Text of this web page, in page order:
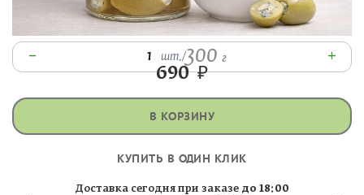
– 1 шт. /300 г +
690₽
В КОРЗИНУ
КУПИТЬ В ОДИН КЛИК
Доставка сегодня при заказе до 18:00